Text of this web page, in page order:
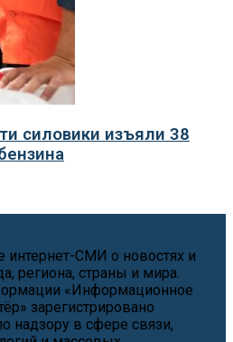
силовики изъяли 38
интернет-СМИ о новостях и
региона, страны и мира.
«Информационное
зарегистрировано
надзору в сфере связи,